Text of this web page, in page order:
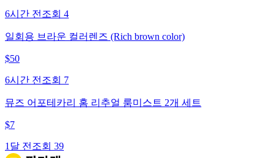
6시간 전 조회 4
일회용 브라운 컬러렌즈 (Rich brown color)
$50
6시간 전 조회 7
뮤즈 어포테카리 홈 리추얼 룸미스트 2개 세트
$7
1달 전 조회 39